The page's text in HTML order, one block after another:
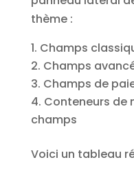
thème :
Champs
Champs
Champs de
Conteneurs de
champs
Voici un tableau